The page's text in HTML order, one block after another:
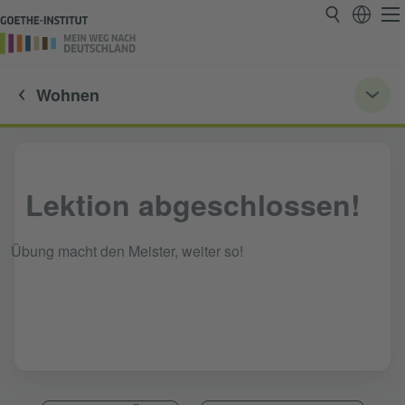
Wohnen
Lektion abgeschlossen!
Übung macht den Meister, weiter so!